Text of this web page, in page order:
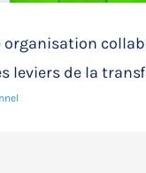
organisation
leviers de la